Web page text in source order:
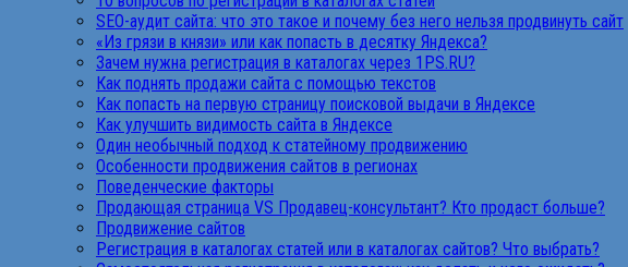
SEO-аудит сайта: что это такое и почему без него нельзя продвинуть сайт
«Из грязи в князи» или как попасть в десятку Яндекса?
Зачем нужна регистрация в каталогах через 1PS.RU?
Как поднять продажи сайта с помощью текстов
Как попасть на первую страницу поисковой выдачи в Яндексе
Как улучшить видимость сайта в Яндексе
Один необычный подход к статейному продвижению
Особенности продвижения сайтов в регионах
Поведенческие факторы
Продающая страница VS Продавец-консультант? Кто продаст больше?
Продвижение сайтов
Регистрация в каталогах статей или в каталогах сайтов? Что выбрать?